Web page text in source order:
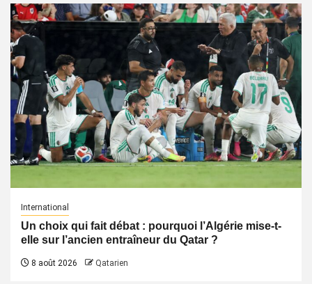
International
Un choix qui fait débat : pourquoi l’Algérie mise-t-
elle sur l’ancien entraîneur du Qatar ?
8 août 2026 Qatarien